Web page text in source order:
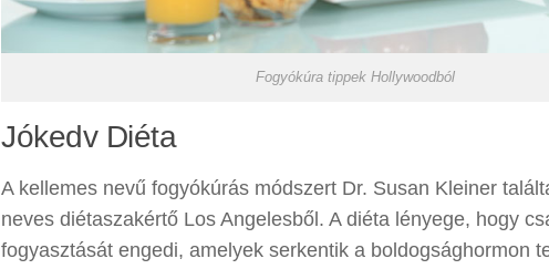
Fogyókúra tippek Hollywoodból
Jókedv Diéta
A kellemes nevű fogyókúrás módszert Dr. Susan Kleiner
neves diétaszakértő Los Angelesből. A diéta lényege, hogy
fogyasztását engedi, amelyek serkentik a boldogsághormon